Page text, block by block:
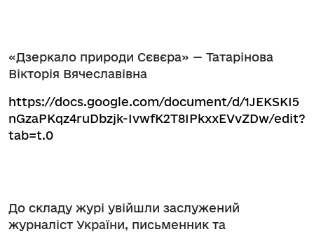
«Дзеркало природи Сєвєра» — Татарінова
Вікторія Вячеславівна
https://docs.google.com/document/d/1JEKSKI5
nGzaPKqz4ruDbzjk-IvwfK2T8IPkxxEVvZDw/edit?
tab=t.0
До складу журі увійшли заслужений
журналіст України, письменник та